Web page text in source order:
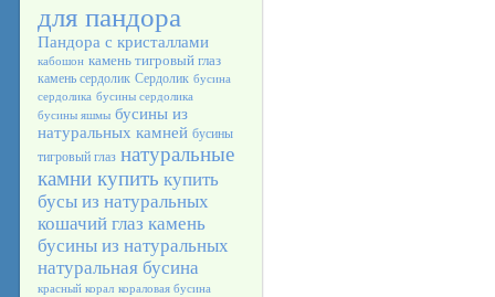
для пандора
Пандора с кристаллами
кабошон камень тигровый глаз
камень сердолик Сердолик бусина
сердолика бусины сердолика
бусины яшмы бусины из
натуральных камней бусины
тигровый глаз натуральные
камни купить купить
бусы из натуральных
кошачий глаз камень
бусины из натуральных
натуральная бусина
красный корал кораловая бусина